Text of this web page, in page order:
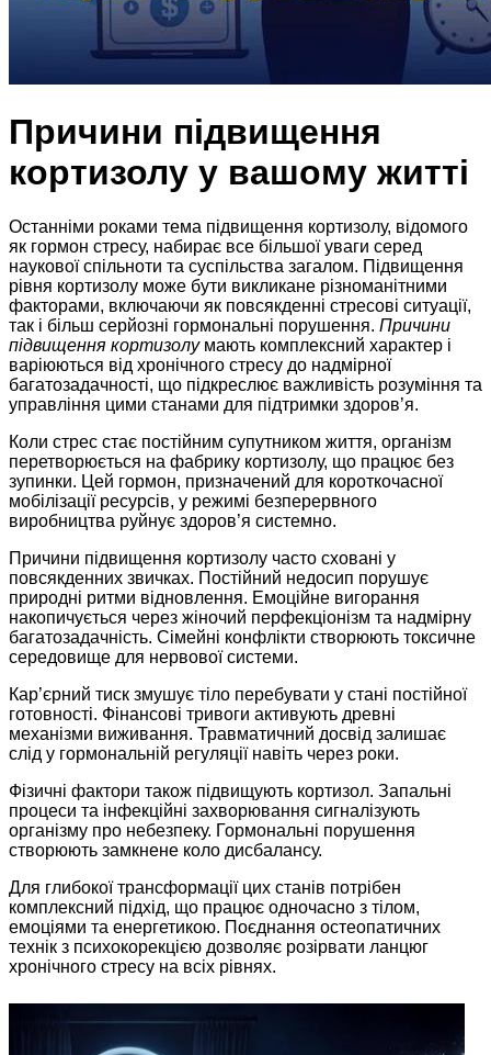
Причини підвищення
кортизолу у вашому житті
Останніми роками тема підвищення кортизолу, відомого
як гормон стресу, набирає все більшої уваги серед
наукової спільноти та суспільства загалом. Підвищення
рівня кортизолу може бути викликане різноманітними
факторами, включаючи як повсякденні стресові ситуації,
так і більш серйозні гормональні порушення. Причини
підвищення кортизолумають комплексний характер і
варіюються від хронічного стресу до надмірної
багатозадачності, що підкреслює важливість розуміння та
управління цими станами для підтримки здоров’я.
Коли стрес стає постійним супутником життя, організм
перетворюється на фабрику кортизолу, що працює без
зупинки. Цей гормон, призначений для короткочасної
мобілізації ресурсів, у режимі безперервного
виробництва руйнує здоров’я системно.
Причини підвищення кортизолу часто сховані у
повсякденних звичках. Постійний недосип порушує
природні ритми відновлення. Емоційне вигорання
накопичується через жіночий перфекціонізм та надмірну
багатозадачність. Сімейні конфлікти створюють токсичне
середовище для нервової системи.
Кар’єрний тиск змушує тіло перебувати у стані постійної
готовності. Фінансові тривоги активують древні
механізми виживання. Травматичний досвід залишає
слід у гормональній регуляції навіть через роки.
Фізичні фактори також підвищують кортизол. Запальні
процеси та інфекційні захворювання сигналізують
організму про небезпеку. Гормональні порушення
створюють замкнене коло дисбалансу.
Для глибокої трансформації цих станів потрібен
комплексний підхід, що працює одночасно з тілом,
емоціями та енергетикою. Поєднання остеопатичних
технік з психокорекцією дозволяє розірвати ланцюг
хронічного стресу на всіх рівнях.